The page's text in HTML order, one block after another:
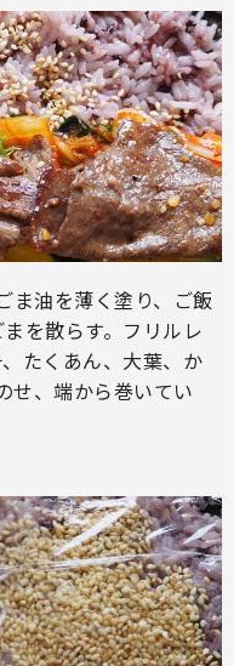
ま油を薄く塗り、ご飯
を散らす。フリルレ
たくあん、大葉、か
せ、端から巻いてい